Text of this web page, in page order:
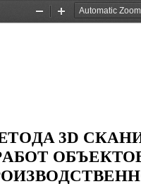
Zoom
Zoom
3D